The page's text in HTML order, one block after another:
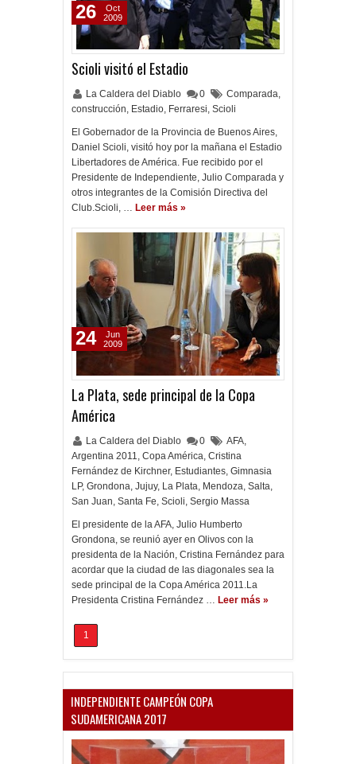
Scioli visitó el Estadio
La Caldera del Diablo 0 Comparada,
construcción, Estadio, Ferraresi, Scioli
El Gobernador de la Provincia de Buenos Aires,
Daniel Scioli, visitó hoy por la mañana el Estadio
Libertadores de América. Fue recibido por el
Presidente de Independiente, Julio Comparada y
otros integrantes de la Comisión Directiva del
Club.Scioli, … Leer más »
26
Oct
2009
La Plata, sede principal de la Copa
América
La Caldera del Diablo 0 AFA,
Argentina 2011, Copa América, Cristina
Fernández de Kirchner, Estudiantes, Gimnasia
LP, Grondona, Jujuy, La Plata, Mendoza, Salta,
San Juan, Santa Fe, Scioli, Sergio Massa
El presidente de la AFA, Julio Humberto
Grondona, se reunió ayer en Olivos con la
presidenta de la Nación, Cristina Fernández para
acordar que la ciudad de las diagonales sea la
sede principal de la Copa América 2011.La
Presidenta Cristina Fernández … Leer más »
24
Jun
2009
1
INDEPENDIENTE CAMPEÓN COPA
SUDAMERICANA 2017